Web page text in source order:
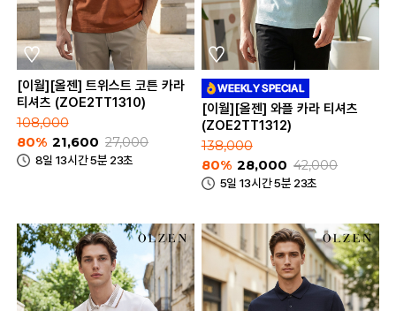
[이월][올젠] 트위스트 코튼 카라
티셔츠 (ZOE2TT1310)
108,000
80% 21,600 27,000
8일 13시간 5분 23초
[이월][올젠] 와플 카라 티셔츠
(ZOE2TT1312)
138,000
80% 28,000 42,000
5일 13시간 5분 23초